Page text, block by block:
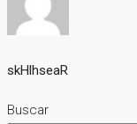
skHlhseaR
Buscar